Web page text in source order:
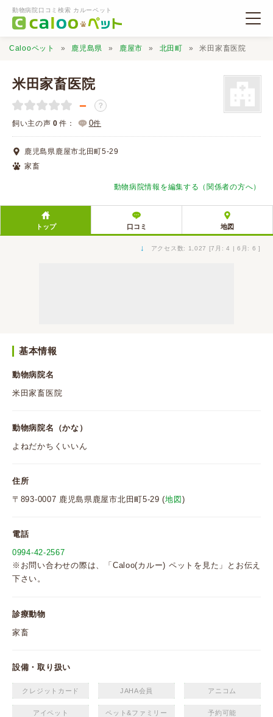
動物病院口コミ検索 カルーペット
動物病院検索
口コミ検索
口コミ投稿
Calooペット 鹿児島県 鹿屋市 北田町 米田家畜医院
米田家畜医院
－ ？
飼い主の声 0 件： 0件
鹿児島県鹿屋市北田町5-29
家畜
動物病院情報を編集する（関係者の方へ）
トップ 口コミ 地図
↓ アクセス数: 1,027 [7月: 4 | 6月: 6 ]
基本情報
動物病院名
米田家畜医院
動物病院名（かな）
よねだかちくいいん
住所
〒893-0007 鹿児島県鹿屋市北田町5-29 (地図 )
電話
0994-42-2567
※お問い合わせの際は、「Caloo(カルー) ペットを見た」とお伝え
下さい。
診療動物
家畜
設備・取り扱い
クレジットカード JAHA会員 アニコム
アイペット ペット&ファミリー 予約可能